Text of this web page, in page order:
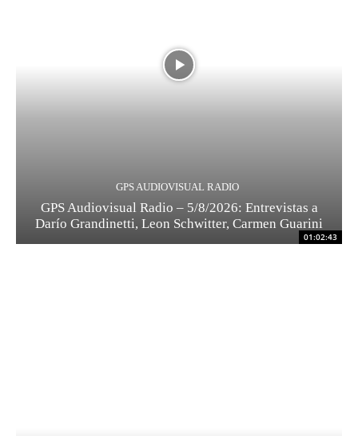
01:02:43
GPS AUDIOVISUAL RADIO
GPS Audiovisual Radio – 5/8/2026: Entrevistas a
Darío Grandinetti, Leon Schwitter, Carmen Guarini